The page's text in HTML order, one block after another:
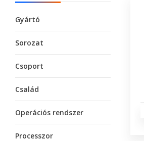
Gyártó
Sorozat
Csoport
Család
Operációs rendszer
Processzor